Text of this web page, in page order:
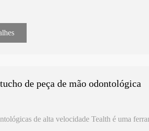
de peça de mão odontológica
de alta velocidade Tealth é uma